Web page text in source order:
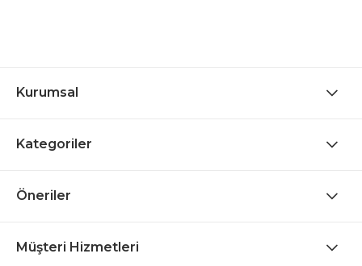
Kurumsal
Kategoriler
Öneriler
Müşteri Hizmetleri